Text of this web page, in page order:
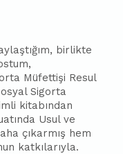
birlikte
Müfettişi Resul
Sigorta
kitabından
Usul ve
çıkarmış hem
katkılarıyla.